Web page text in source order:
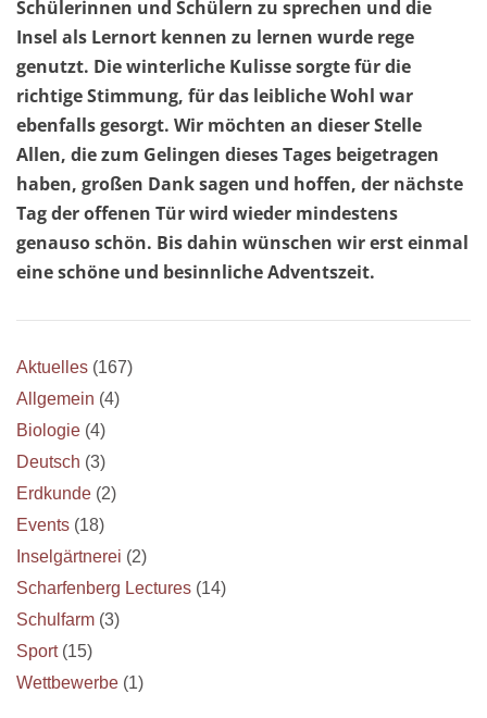
Schülerinnen und Schülern zu sprechen und die
Insel als Lernort kennen zu lernen wurde rege
genutzt. Die winterliche Kulisse sorgte für die
richtige Stimmung, für das leibliche Wohl war
ebenfalls gesorgt. Wir möchten an dieser Stelle
Allen, die zum Gelingen dieses Tages beigetragen
haben, großen Dank sagen und hoffen, der nächste
Tag der offenen Tür wird wieder mindestens
genauso schön. Bis dahin wünschen wir erst einmal
eine schöne und besinnliche Adventszeit.
Aktuelles (167)
Allgemein (4)
Biologie (4)
Deutsch (3)
Erdkunde (2)
Events (18)
Inselgärtnerei (2)
Scharfenberg Lectures (14)
Schulfarm (3)
Sport(15)
Wettbewerbe (1)